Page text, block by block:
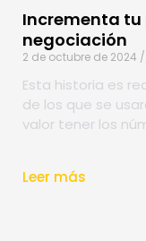
Incrementa
negociación
2 de octubre de 2024
Esta historia es
de los que se
valor tener los
Leer más